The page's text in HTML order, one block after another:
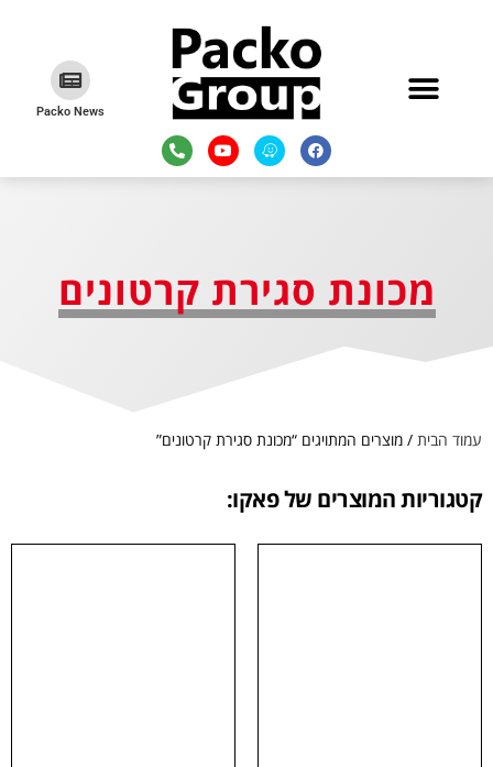
Packo News
מכונת סגירת קרטונים
עמוד הבית / מוצרים המתויגים “מכונת סגירת קרטונים”
קטגוריות המוצרים של פאקו: